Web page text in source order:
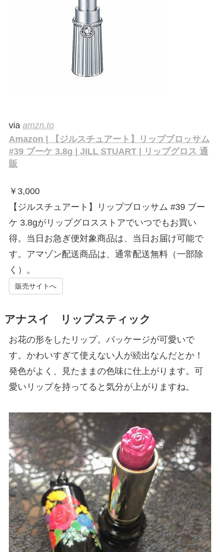
via amzn.to
Amazon | 【ジルスチュアート】リップブロッサム
#39 ブーケ 3.8g | JILL STUART | リップグロス 通
販
￥ 3,000
【ジルスチュアート】リップブロッサム #39 ブー
ケ 3.8gがリップグロスストアでいつでもお買い
得。当日お急ぎ便対象商品は、当日お届け可能で
す。アマゾン配送商品は、通常配送無料（一部除
く）。
販売サイトへ
アナスイ リップスティック
お花の形をしたリップ。パッケージが可愛いで
す。かわいすぎて使えない人が続出なんだとか！
発色がよく、見たままの色味に仕上がります。可
愛いリップを持ってると気分が上がりますね。